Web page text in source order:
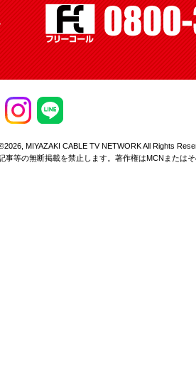
MIYAZAKI CABLE TV NETWORK All Rights
事等の無断掲載を禁止します。著作権はMCNまたは